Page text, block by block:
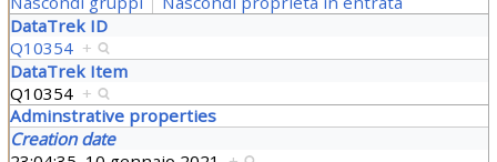
DataTrek ID
Q10354 +
DataTrek Item
Q10354 +
Adminstrative properties
Creation date